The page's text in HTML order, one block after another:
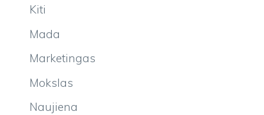
Kiti
Mada
Marketingas
Mokslas
Naujiena